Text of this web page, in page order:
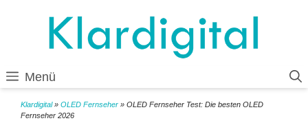
Menü
Klardigital» OLED Fernseher » OLED Fernseher Test: Die besten OLED
Fernseher 2026